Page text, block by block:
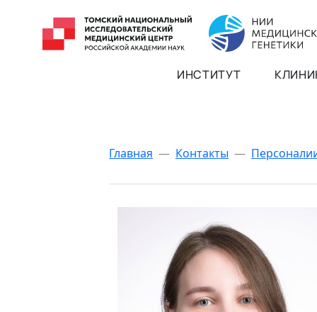
ИНСТИТУТ
Главная — Контакты —